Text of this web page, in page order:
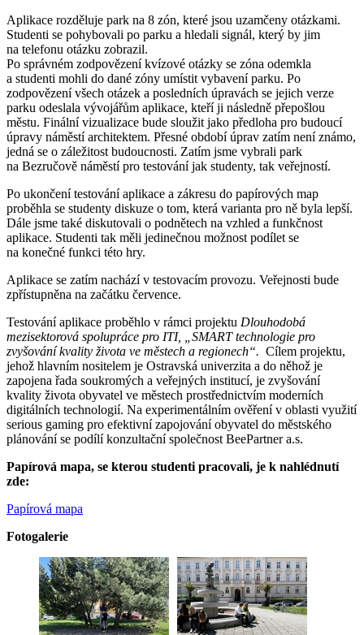
Aplikace rozděluje park na 8 zón, které jsou uzamčeny otázkami.
Studenti se pohybovali po parku a hledali signál, který by jim
na telefonu otázku zobrazil.
Po správném zodpovězení kvízové otázky se zóna odemkla
a studenti mohli do dané zóny umístit vybavení parku. Po
zodpovězení všech otázek a posledních úpravách se jejich verze
parku odeslala vývojářům aplikace, kteří ji následně přepošlou
městu. Finální vizualizace bude sloužit jako předloha pro budoucí
úpravy náměstí architektem. Přesné období úprav zatím není známo,
jedná se o záležitost budoucnosti. Zatím jsme vybrali park
na Bezručově náměstí pro testování jak studenty, tak veřejností.
Po ukončení testování aplikace a zákresu do papírových map
proběhla se studenty diskuze o tom, která varianta pro ně byla lepší.
Dále jsme také diskutovali o podnětech na vzhled a funkčnost
aplikace. Studenti tak měli jedinečnou možnost podílet se
na konečné funkci této hry.
Aplikace se zatím nachází v testovacím provozu. Veřejnosti bude
zpřístupněna na začátku července.
Testování aplikace proběhlo v rámci projektu Dlouhodobá
mezisektorová spolupráce pro ITI,
„SMART technologie pro
zvyšování kvality života ve městech a regionech“. Cílem projektu,
jehož hlavním nositelem je Ostravská univerzita a do něhož je
zapojena řada soukromých a veřejných institucí, je zvyšování
kvality života obyvatel ve městech prostřednictvím moderních
digitálních technologií. Na experimentálním ověření v oblasti využití
serious gaming pro efektivní zapojování obyvatel do městského
plánování se podílí konzultační společnost BeePartner a.s.
Papírová mapa, se kterou studenti pracovali, je k nahlédnutí
zde:
Papírová mapa
Fotogalerie